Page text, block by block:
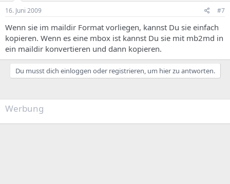
16. Juni 2009 #7
Wenn sie im maildir Format vorliegen, kannst Du sie einfach
kopieren. Wenn es eine mbox ist kannst Du sie mit mb2md in
ein maildir konvertieren und dann kopieren.
Du musst dich einloggen oder registrieren, um hier zu antworten.
Werbung